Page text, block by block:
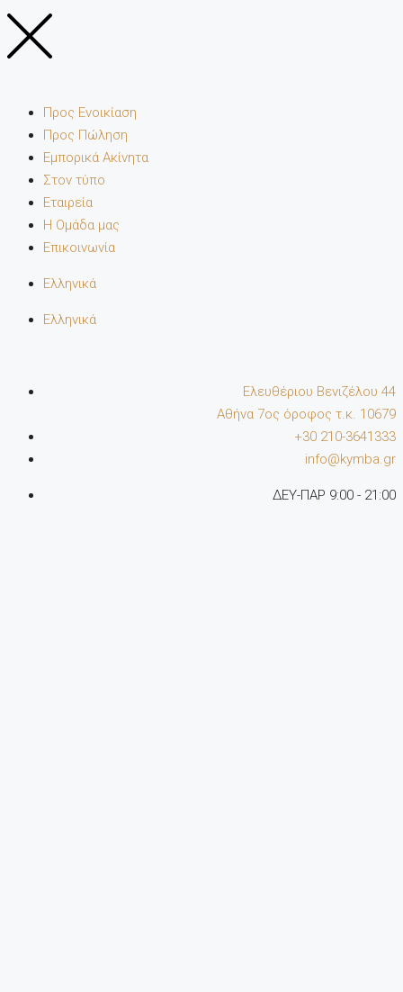
Προς Ενοικίαση
Προς Πώληση
Εμπορικά Ακίνητα
Στον τύπο
Εταιρεία
Η Ομάδα μας
Επικοινωνία
Ελληνικά
Ελληνικά
Ελευθέριου Βενιζέλου 44
Αθήνα 7oς όροφος τ.κ. 10679
+30 210-3641333
info@kymba.gr
ΔΕΥ-ΠΑΡ 9:00 - 21:00